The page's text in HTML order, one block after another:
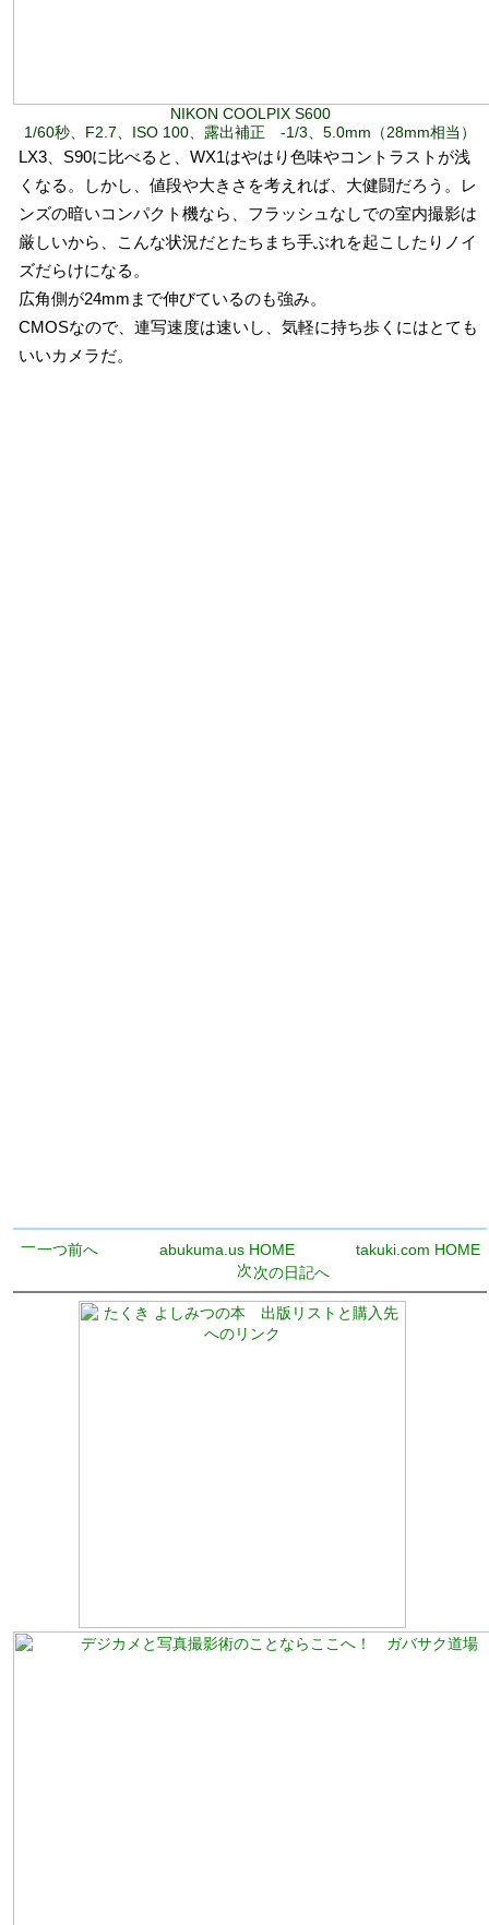
NIKON COOLPIX S600
1/60秒、F2.7、ISO 100、露出補正 -1/3、5.0mm（28mm相当）
LX3、S90に比べると、WX1はやはり色味やコントラストが浅
くなる。しかし、値段や大きさを考えれば、大健闘だろう。レ
ンズの暗いコンパクト機なら、フラッシュなしでの室内撮影は
厳しいから、こんな状況だとたちまち手ぶれを起こしたりノイ
ズだらけになる。
広角側が24mmまで伸びているのも強み。
CMOSなので、連写速度は速いし、気軽に持ち歩くにはとても
いいカメラだ。
一つ前へ abukuma.us HOME
takuki.com HOME
次の日記へ